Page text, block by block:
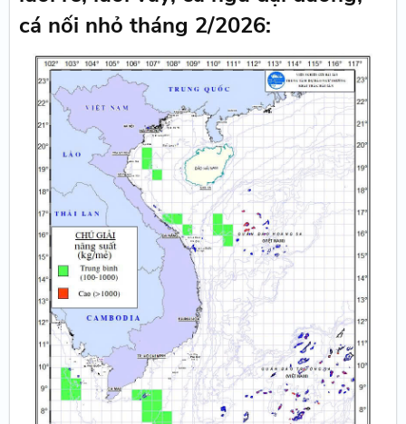
cá nối nhỏ tháng 2/2026: